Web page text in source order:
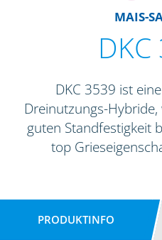
MAIS-
DKC 3539 ist
Dreinutzungs-
guten Standfestigkeit
top
PRODUKTINFO